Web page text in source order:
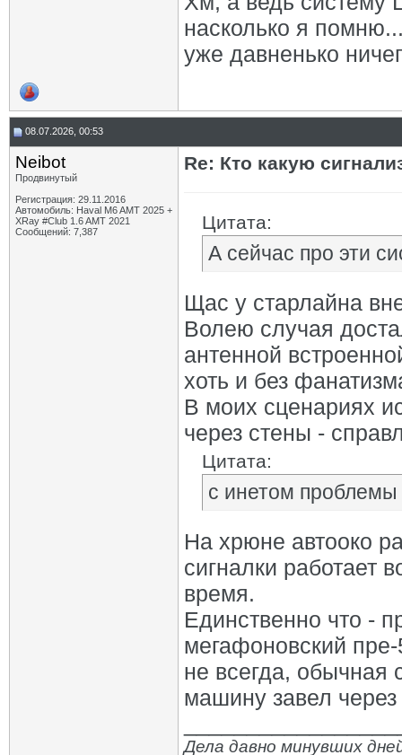
насколько я
уже давненько
08.07.2026, 00:53
Neibot
Продвинутый
Регистрация: 29.11.2016
Автомобиль: Haval M6 AMT 2025 +
XRay #Club 1.6 AMT 2021
Сообщений: 7,387
Re: Кто какую
Цитата:
А сейчас про эти
Щас у старлайна
Волею случая
антенной
хоть и без
В моих сценариях
через стены -
Цитата:
с инетом
На хрюне автооко
сигналки работает
время.
Единственно что -
мегафоновский
не всегда, обычная
машину завел
Дела давно минувших